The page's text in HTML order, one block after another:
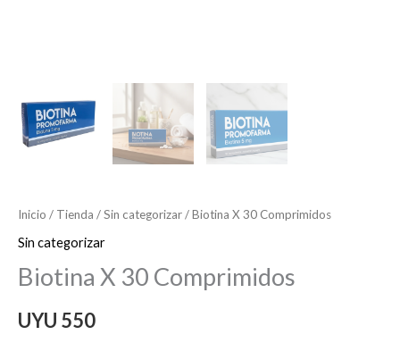
Inicio / Tienda /Sin categorizar/ Biotina X 30 Comprimidos
Sin categorizar
Biotina X 30 Comprimidos
UYU 550